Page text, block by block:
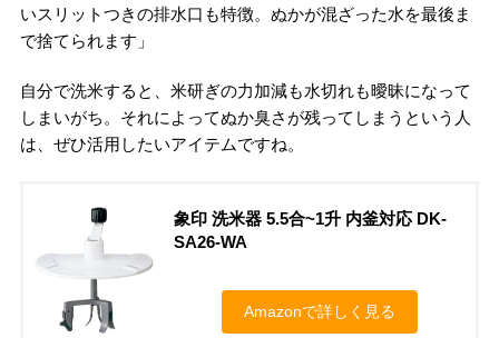
いスリットつきの排水口も特徴。ぬかが混ざった水を最後ま
で捨てられます」
自分で洗米すると、米研ぎの力加減も水切れも曖昧になって
しまいがち。それによってぬか臭さが残ってしまうという人
は、ぜひ活用したいアイテムですね。
象印 洗米器 5.5合~1升 内釜対応 DK-
SA26-WA
Amazonで詳しく見る